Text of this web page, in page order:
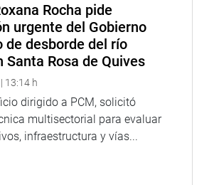
Rocha pide
urgente del Gobierno
de desborde del río
Santa Rosa de Quives
13:14 h
dirigido a PCM, solicitó
multisectorial para evaluar
infraestructura y vías...